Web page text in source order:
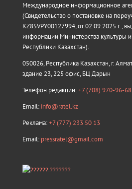
Международное информационное
(Свидетельство о постановке на
KZ85VPY00127994, от 02.09.2025 г.,
информации Министерства культуры
Республики Казахстан).
050026, Республика Казахстан, г.
здание 23, 225 офис, БЦ Дарын
Телефон редакции:+7 (708) 970-96-68
Email: info@ratel.kz
Реклама:+7 (777) 233 50 13
Email: pressratel@gmail.com